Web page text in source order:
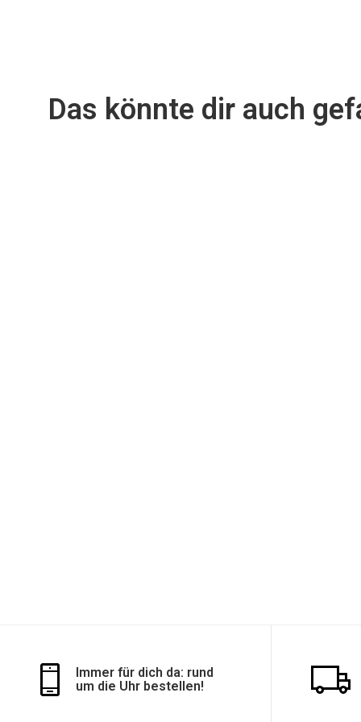
Das könnte dir auch
Immer für dich da: rund
um die Uhr bestellen!